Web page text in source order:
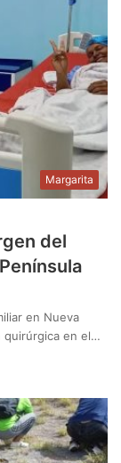
Margarita
del
en Nueva
quirúrgica en el…